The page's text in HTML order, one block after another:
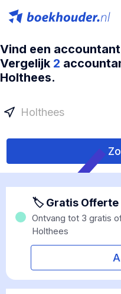
Vind een
Vergelijk 2
Holthees.
🏷 Gratis Offerte
Ontvang tot 3 gratis
Holthees